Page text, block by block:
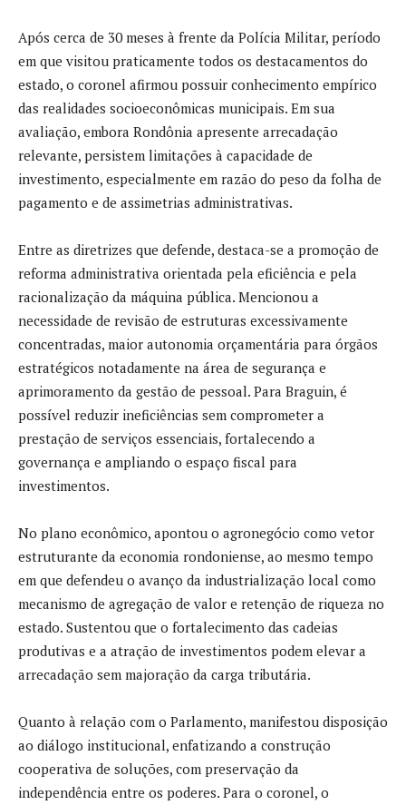
Após cerca de 30 meses à frente da Polícia Militar, período
em que visitou praticamente todos os destacamentos do
estado, o coronel afirmou possuir conhecimento empírico
das realidades socioeconômicas municipais. Em sua
avaliação, embora Rondônia apresente arrecadação
relevante, persistem limitações à capacidade de
investimento, especialmente em razão do peso da folha de
pagamento e de assimetrias administrativas.
Entre as diretrizes que defende, destaca-se a promoção de
reforma administrativa orientada pela eficiência e pela
racionalização da máquina pública. Mencionou a
necessidade de revisão de estruturas excessivamente
concentradas, maior autonomia orçamentária para órgãos
estratégicos notadamente na área de segurança e
aprimoramento da gestão de pessoal. Para Braguin, é
possível reduzir ineficiências sem comprometer a
prestação de serviços essenciais, fortalecendo a
governança e ampliando o espaço fiscal para
investimentos.
No plano econômico, apontou o agronegócio como vetor
estruturante da economia rondoniense, ao mesmo tempo
em que defendeu o avanço da industrialização local como
mecanismo de agregação de valor e retenção de riqueza no
estado. Sustentou que o fortalecimento das cadeias
produtivas e a atração de investimentos podem elevar a
arrecadação sem majoração da carga tributária.
Quanto à relação com o Parlamento, manifestou disposição
ao diálogo institucional, enfatizando a construção
cooperativa de soluções, com preservação da
independência entre os poderes. Para o coronel, o